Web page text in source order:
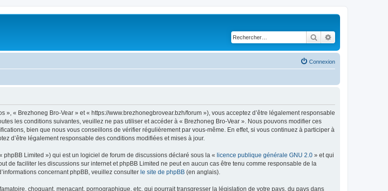
Rechercher
Connexion
« Brezhoneg Bro-Vear » et « https://www.brezhonegbrovear.bzh/forum »), vous acceptez d’être légalement responsable
les conditions suivantes, veuillez ne pas utiliser et accéder à « Brezhoneg Bro-Vear ». Nous pouvons modifier ces
bien que nous vous conseillons de vérifier régulièrement par vous-même. En effet, si vous continuez à participer à
d’être légalement responsable des conditions modifiées et mises à jour.
Limited ») qui est un logiciel de forum de discussions déclaré sous la « licence publique générale GNU 2.0 » et qui
de faciliter les discussions sur internet et phpBB Limited ne peut en aucun cas être tenu comme responsable de la
concernant phpBB, veuillez consulter le site de phpBB (en anglais).
choquant, menaçant, pornographique, etc. qui pourrait transgresser la législation de votre pays, du pays dans